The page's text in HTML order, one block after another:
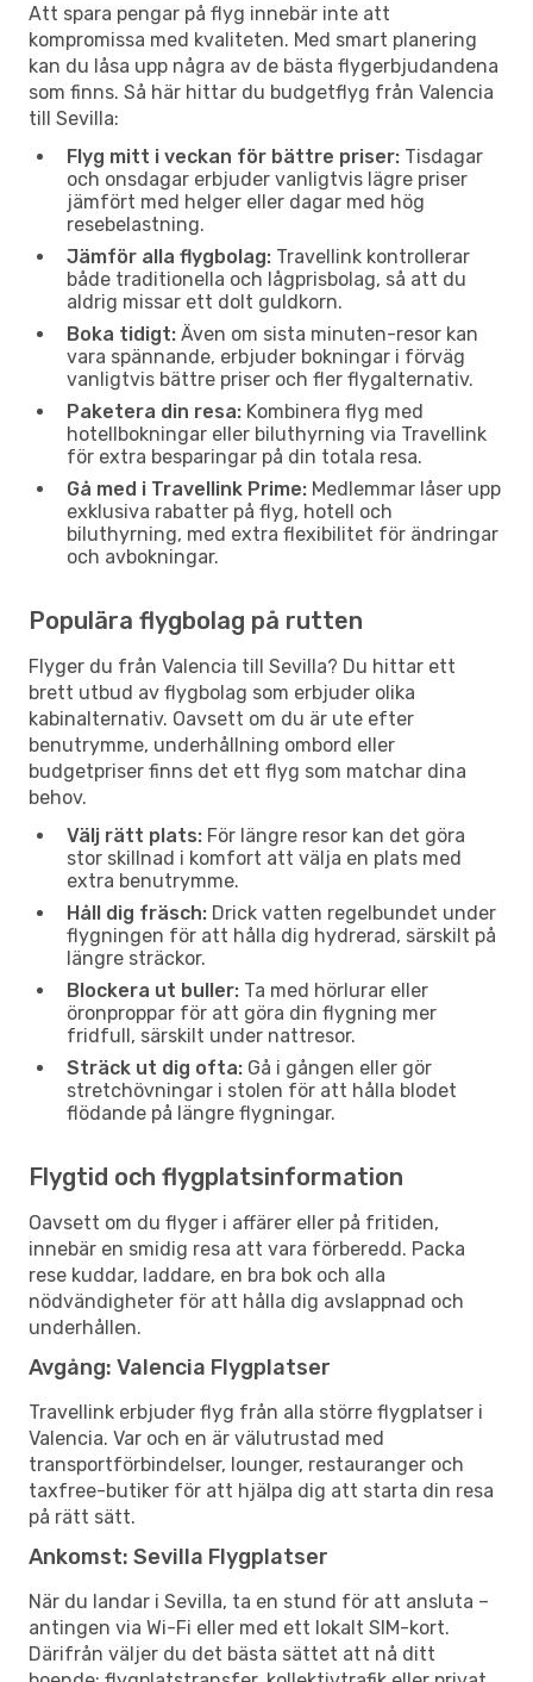
Att spara pengar på flyg innebär inte att
kompromissa med kvaliteten. Med smart planering
kan du låsa upp några av de bästa flygerbjudandena
som finns. Så här hittar du budgetflyg från Valencia
till Sevilla:
Flyg mitt i veckan för bättre priser: Tisdagar
och onsdagar erbjuder vanligtvis lägre priser
jämfört med helger eller dagar med hög
resebelastning.
Jämför alla flygbolag: Travellink kontrollerar
både traditionella och lågprisbolag, så att du
aldrig missar ett dolt guldkorn.
Boka tidigt: Även om sista minuten-resor kan
vara spännande, erbjuder bokningar i förväg
vanligtvis bättre priser och fler flygalternativ.
Paketera din resa: Kombinera flyg med
hotellbokningar eller biluthyrning via Travellink
för extra besparingar på din totala resa.
Gå med i Travellink Prime: Medlemmar låser upp
exklusiva rabatter på flyg, hotell och
biluthyrning, med extra flexibilitet för ändringar
och avbokningar.
Populära flygbolag på rutten
Flyger du från Valencia till Sevilla? Du hittar ett
brett utbud av flygbolag som erbjuder olika
kabinalternativ. Oavsett om du är ute efter
benutrymme, underhållning ombord eller
budgetpriser finns det ett flyg som matchar dina
behov.
Välj rätt plats: För längre resor kan det göra
stor skillnad i komfort att välja en plats med
extra benutrymme.
Håll dig fräsch: Drick vatten regelbundet under
flygningen för att hålla dig hydrerad, särskilt på
längre sträckor.
Blockera ut buller: Ta med hörlurar eller
öronproppar för att göra din flygning mer
fridfull, särskilt under nattresor.
Sträck ut dig ofta: Gå i gången eller gör
stretchövningar i stolen för att hålla blodet
flödande på längre flygningar.
Flygtid och flygplatsinformation
Oavsett om du flyger i affärer eller på fritiden,
innebär en smidig resa att vara förberedd. Packa
rese kuddar, laddare, en bra bok och alla
nödvändigheter för att hålla dig avslappnad och
underhållen.
Avgång: Valencia Flygplatser
Travellink erbjuder flyg från alla större flygplatser i
Valencia. Var och en är välutrustad med
transportförbindelser, lounger, restauranger och
taxfree-butiker för att hjälpa dig att starta din resa
på rätt sätt.
Ankomst: Sevilla Flygplatser
När du landar i Sevilla, ta en stund för att ansluta –
antingen via Wi-Fi eller med ett lokalt SIM-kort.
Därifrån väljer du det bästa sättet att nå ditt